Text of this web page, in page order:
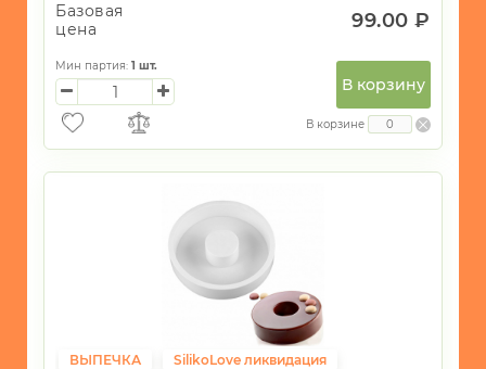
Базовая
цена
99.00 ₽
Мин партия: 1 шт.
В корзину
В корзине
ВЫПЕЧКА SilikoLove ликвидация